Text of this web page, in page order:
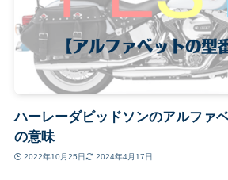
ハーレーダビッドソンのアルファ
の意味
2022年10月25日 2024年4月17日